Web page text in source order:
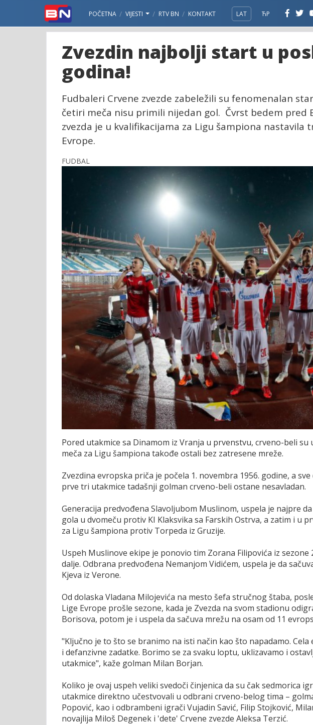
POČETNA VIJESTI RTV BN KONTAKT LAT ЋР
Zvezdin najbolji start u
godina!
Fudbaleri Crvene zvezde zabeležili su fenomenalan
četiri meča nisu primili nijedan gol. Čvrst bedem pred
zvezda je u kvalifikacijama za Ligu šampiona nastavila
Evrope.
FUDBAL
Pored utakmice sa Dinamom iz Vranja u prvenstvu, crveno-beli
meča za Ligu šampiona takođe ostali bez zatresene mreže.
Zvezdina evropska priča je počela 1. novembra 1956. godine, a
prve tri utakmice tadašnji golman crveno-beli ostane nesavladan.
Generacija predvođena Slavoljubom Muslinom, uspela je najpre
gola u dvomeču protiv KI Klaksvika sa Farskih Ostrva, a zatim i u
za Ligu šampiona protiv Torpeda iz Gruzije.
Uspeh Muslinove ekipe je ponovio tim Zorana Filipovića iz
dalje. Odbrana predvođena Nemanjom Vidićem, uspela je da
Kjeva iz Verone.
Od dolaska Vladana Milojevića na mesto šefa stručnog štaba,
Lige Evrope prošle sezone, kada je Zvezda na svom stadionu
Borisova, potom je i uspela da sačuva mrežu na osam od 11
"Ključno je to što se branimo na isti način kao što napadamo.
i defanzivne zadatke. Borimo se za svaku loptu, uklizavamo i
utakmice", kaže golman Milan Borjan.
Koliko je ovaj uspeh veliki svedoči činjenica da su čak sedmorica
utakmice direktno učestvovali u odbrani crveno-belog tima –
Popović, kao i odbrambeni igrači Vujadin Savić, Filip Stojković,
novajlija Miloš Degenek i 'dete' Crvene zvezde Aleksa Terzić.